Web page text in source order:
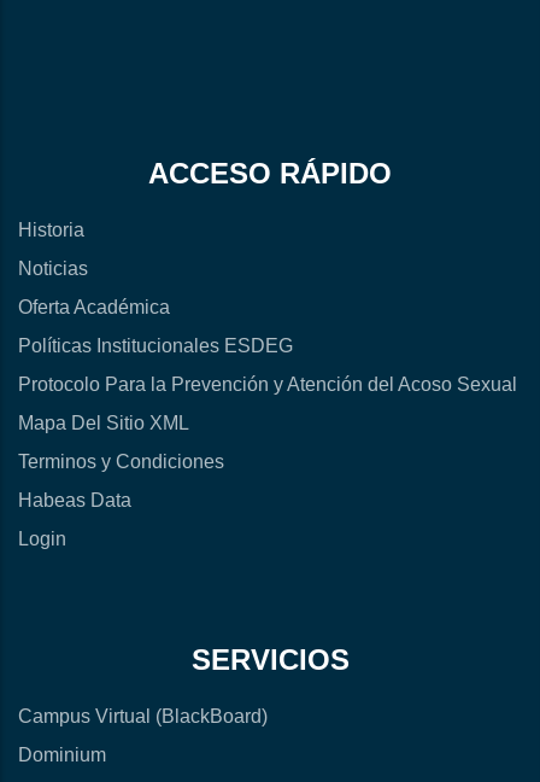
ACCESO RÁPIDO
Historia
Noticias
Oferta Académica
Políticas Institucionales ESDEG
Protocolo Para la Prevención y Atención del Acoso Sexual
Mapa Del Sitio XML
Terminos y Condiciones
Habeas Data
Login
SERVICIOS
Campus Virtual (BlackBoard)
Dominium